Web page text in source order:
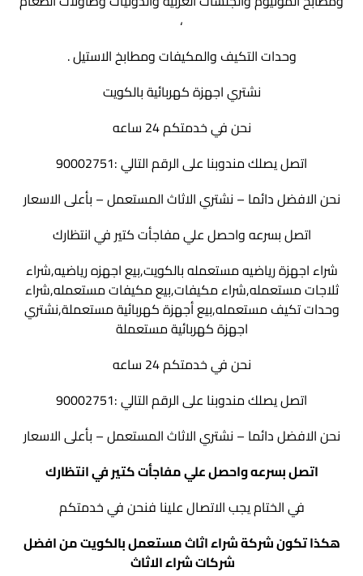
،
وحدات التكيف والمكيفات ومطابخ الاستيل .
نشتري اجهزة كهربائية بالكويت
نحن في خدمتكم 24 ساعه
اتصل يصلك مندوبنا على الرقم التالي :90002751
نحن الافضل دائما – نشتري الاثاث المستعمل – بأعلى الاسعار
اتصل بسرعه واحصل علي مفاجأت كتير في انتظارك
شراء اجهزة رياضيه مستعمله بالكويت,بيع اجهزه رياضيه,شراء
ثلاجات مستعمله,شراء مكيفات,بيع مكيفات مستعمله,شراء
وحدات تكيف مستعمله,بيع أجهزة كهربائية مستعملة,نشتري
اجهزة كهربائية مستعملة
نحن في خدمتكم 24 ساعه
اتصل يصلك مندوبنا على الرقم التالي :90002751
نحن الافضل دائما – نشتري الاثاث المستعمل – بأعلى الاسعار
اتصل بسرعه واحصل علي مفاجأت كتير في انتظارك
في الختام يجب الاتصال علينا فنحن في خدمتكم
هكذا تكون شركة شراء اثاث مستعمل بالكويت من افضل
شركات شراء الاثاث